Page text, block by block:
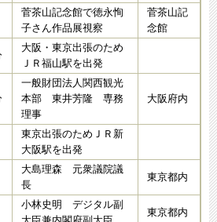
菅茶山記念館で徳永恂
子さん作品展視察
菅茶山記
念館
大阪・東京出張のため
ＪＲ福山駅を出発
一般財団法人関西観光
本部 東井芳隆 専務
理事
大阪府内
東京出張のためＪＲ新
大阪駅を出発
大島理森 元衆議院議
長
東京都内
小林史明 デジタル副
東京都内